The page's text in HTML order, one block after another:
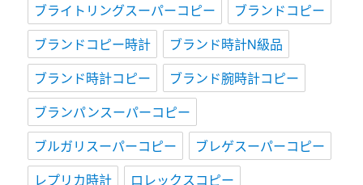
ブライトリングスーパーコピー
ブランドコピー
ブランドコピー時計
ブランド時計N級品
ブランド時計コピー
ブランド腕時計コピー
ブランパンスーパーコピー
ブルガリスーパーコピー
ブレゲスーパーコピー
レプリカ時計
ロレックスコピー